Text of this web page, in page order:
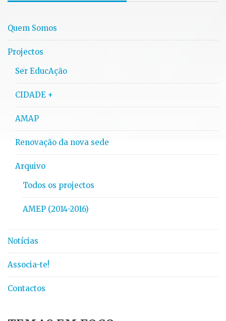
Quem Somos
Projectos
Ser EducAção
CIDADE +
AMAP
Renovação da nova sede
Arquivo
Todos os projectos
AMEP (2014-2016)
Notícias
Associa-te!
Contactos